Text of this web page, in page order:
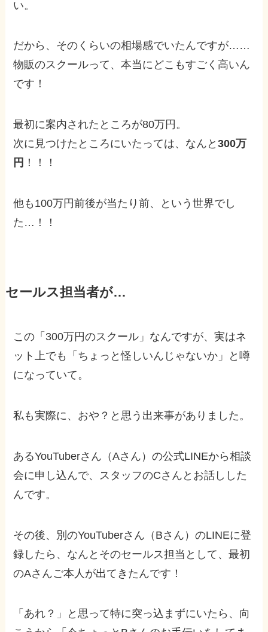
い。
だから、そのくらいの相場感でいたんですが……
物販のスクールって、本当にどこもすごく高いん
です！
最初に案内されたところが80万円。
次に見つけたところにいたっては、なんと300万
円 ！！！
他も100万円前後が当たり前、という世界でし
た…！！
セールス担当者が…
この「300万円のスクール」なんですが、実はネ
ット上でも「ちょっと怪しいんじゃないか」と噂
になっていて。
私も実際に、おや？と思う出来事がありました。
あるYouTuberさん（Aさん）の公式LINEから相談
会に申し込んで、スタッフのCさんとお話しした
んです。
その後、別のYouTuberさん（Bさん）のLINEに登
録したら、なんとそのセールス担当として、最初
のAさんご本人が出てきたんです！
「あれ？」と思って特に突っ込まずにいたら、向